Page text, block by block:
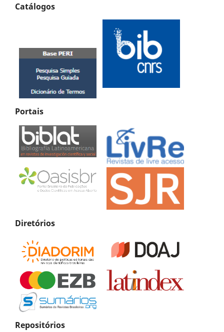
Catálogos
Portais
Diretórios
Repositórios